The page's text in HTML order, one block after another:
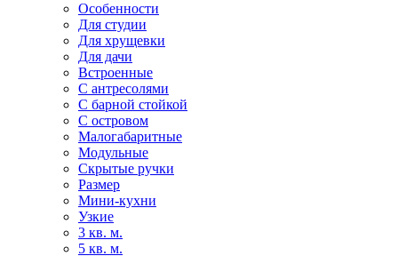
Особенности
Для студии
Для хрущевки
Для дачи
Встроенные
С антресолями
С барной стойкой
С островом
Малогабаритные
Модульные
Скрытые ручки
Размер
Мини-кухни
Узкие
3 кв. м.
5 кв. м.